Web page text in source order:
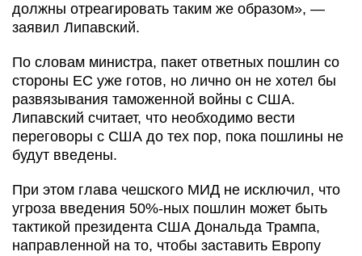
должны отреагировать таким же образом», —
заявил Липавский.
По словам министра, пакет ответных пошлин со
стороны ЕС уже готов, но лично он не хотел бы
развязывания таможенной войны с США.
Липавский считает, что необходимо вести
переговоры с США до тех пор, пока пошлины не
будут введены.
При этом глава чешского МИД не исключил, что
угроза введения 50%-ных пошлин может быть
тактикой президента США Дональда Трампа,
направленной на то, чтобы заставить Европу